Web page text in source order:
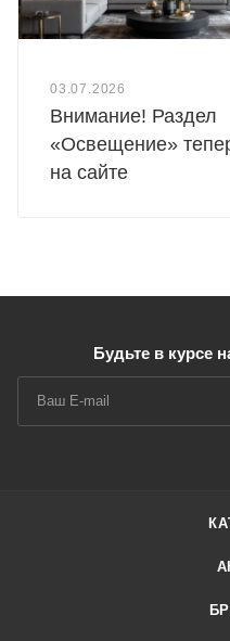
03.07.2026
Внимание! Раздел
«Освещение»
на сайте
Будьте в курсе